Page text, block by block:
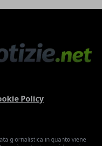
Policy
giornalistica in quanto viene